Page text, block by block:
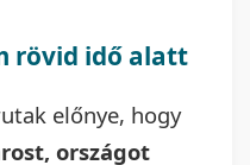
rövid idő alatt
előnye, hogy
országot